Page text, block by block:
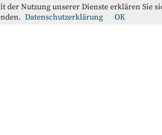
Nutzung unserer Dienste erklären Sie
Datenschutzerklärung OK